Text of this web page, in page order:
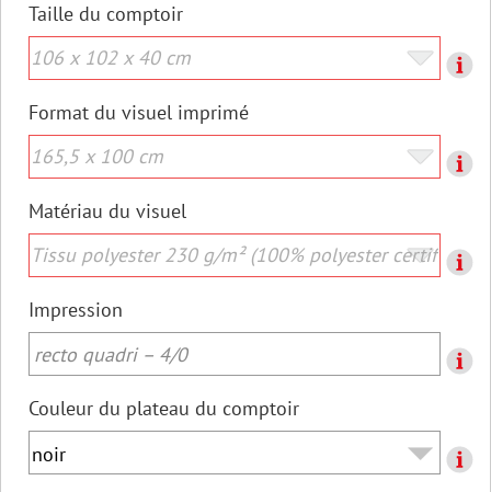
Taille du comptoir
Format du visuel imprimé
Matériau du visuel
Impression
recto quadri – 4/0
Couleur du plateau du comptoir